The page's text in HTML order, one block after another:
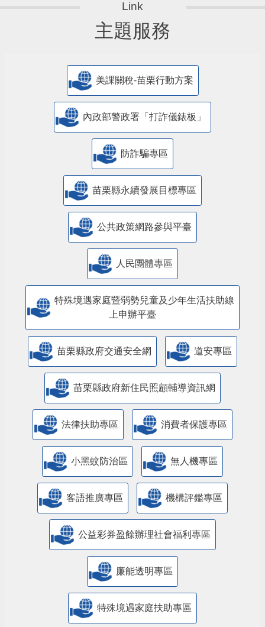
主題服務
美課關稅-苗栗行動方案
內政部警政署「打詐儀錶板」
防詐騙專區
苗栗縣永續發展目標專區
公共政策網路參與平臺
人民團體專區
特殊境遇家庭暨弱勢兒童及少年生活扶助線
上申辦平臺
苗栗縣政府交通安全網 道安專區
苗栗縣政府新住民照顧輔導資訊網
法律扶助專區 消費者保護專區
小黑蚊防治區 無人機專區
客語推廣專區 機構評鑑專區
公益彩券盈餘辦理社會福利專區
廉能透明專區
特殊境遇家庭扶助專區